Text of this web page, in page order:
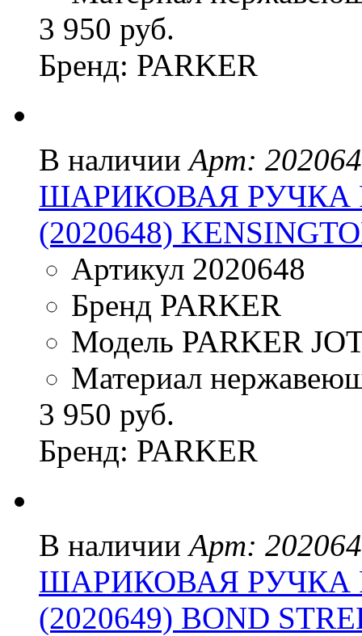
3 950 руб.
Бренд: PARKER
В наличии Арт:
ШАРИКОВАЯ РУЧКА
(2020648)
Артикул 2020648
Бренд PARKER
Модель PARKER
Материал
3 950 руб.
Бренд: PARKER
В наличии Арт:
ШАРИКОВАЯ РУЧКА
(2020649) BOND